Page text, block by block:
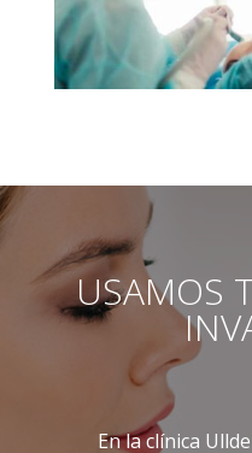
USAMOS
En la clínica